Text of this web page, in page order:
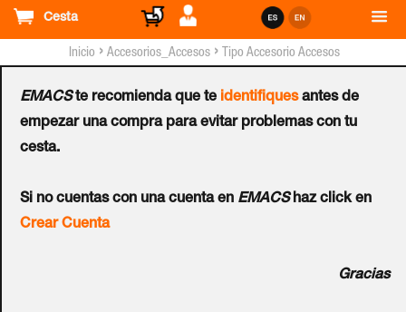
Cesta
EMACSte recomienda que te identifiquesantes de
empezar una compra para evitar problemas con tu
cesta.
Si no cuentas con una cuenta en EMACShaz click en
Crear Cuenta
Gracias
Inicio › Accesorios_Accesos › Tipo Accesorio Accesos
Accesorio
Ref.: 500.E008KL
Kit de cuadradillo para escudo ASSA ABLOY® APERIO™
E100. Versión Premium. Eje europeo de 8mm. Para grosor